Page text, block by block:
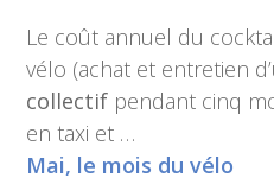
Le coût annuel du
vélo (achat et entretien
collectif pendant cinq
en taxi et …
Mai, le mois du vélo